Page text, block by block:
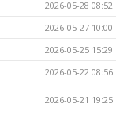
2026-05-28 08:52
2026-05-27 10:00
2026-05-25 15:29
2026-05-22 08:56
2026-05-21 19:25